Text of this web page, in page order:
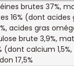
brutes 37%,
16% (dont acides
acides gras
brute 3,9%,
(dont calcium
17,5%